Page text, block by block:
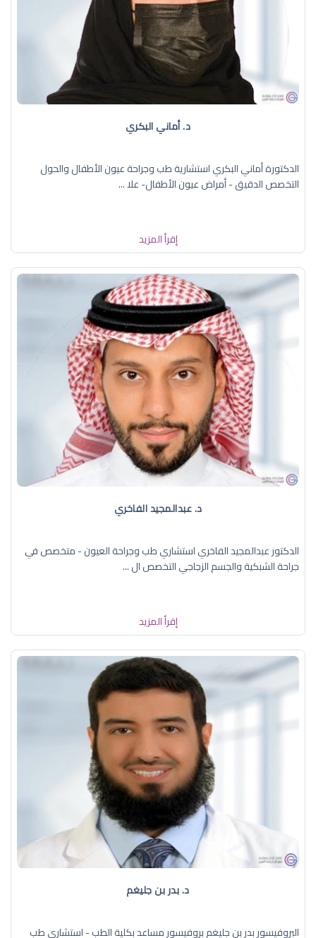
د. أماني البكري
الدكتورة أماني البكري استشارية طب وجراحة عيون الأطفال والحول
التخصص الدقيق - أمراض عيون الأطفال- علا ...
إقرأ المزيد
د. عبدالمجيد الفاخري
الدكتور عبدالمجيد الفاخري استشاري طب وجراحة العيون - متخصص في
جراحة الشبكية والجسم الزجاجي التخصص ال ...
إقرأ المزيد
د. بدر بن جليغم
البروفيسور بدر بن جليغم بروفيسور مساعد بكلية الطب - استشاري طب